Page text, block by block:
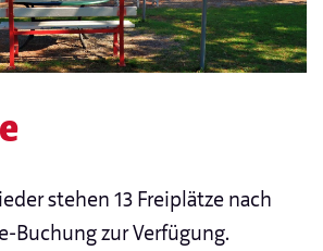
stehen 13 Freiplätze nach
Buchung zur Verfügung.